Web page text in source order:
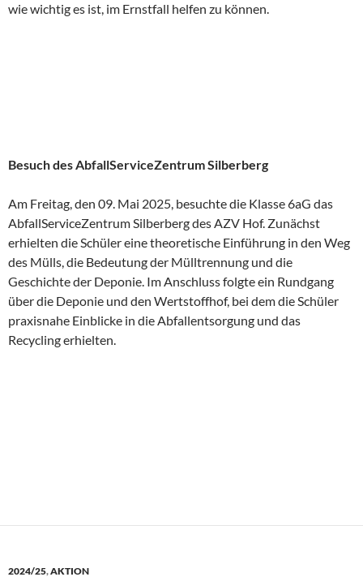
wie wichtig es ist, im Ernstfall helfen zu können.
Besuch des AbfallServiceZentrum Silberberg
Am Freitag, den 09. Mai 2025, besuchte die Klasse 6aG das
AbfallServiceZentrum Silberberg des AZV Hof. Zunächst
erhielten die Schüler eine theoretische Einführung in den Weg
des Mülls, die Bedeutung der Mülltrennung und die
Geschichte der Deponie. Im Anschluss folgte ein Rundgang
über die Deponie und den Wertstoffhof, bei dem die Schüler
praxisnahe Einblicke in die Abfallentsorgung und das
Recycling erhielten.
2024/25,AKTION